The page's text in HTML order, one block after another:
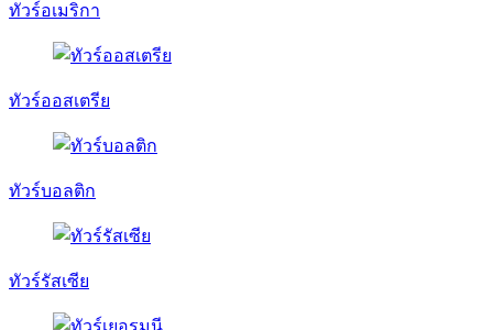
ทัวร์อเมริกา
ทัวร์ออสเตรีย
ทัวร์บอลติก
ทัวร์รัสเซีย